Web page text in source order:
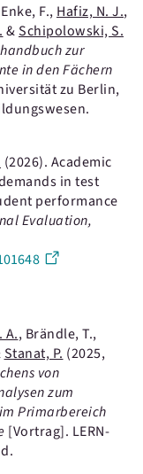
F., Hafiz, N. J.,
&Schipolowski, S.
zur
in den Fächern
zu Berlin,
(2026). Academic
in test
performance
Evaluation,
A., Brändle, T.,
Stanat, P. (2025,
von
zum
Primarbereich
[Vortrag]. LERN-